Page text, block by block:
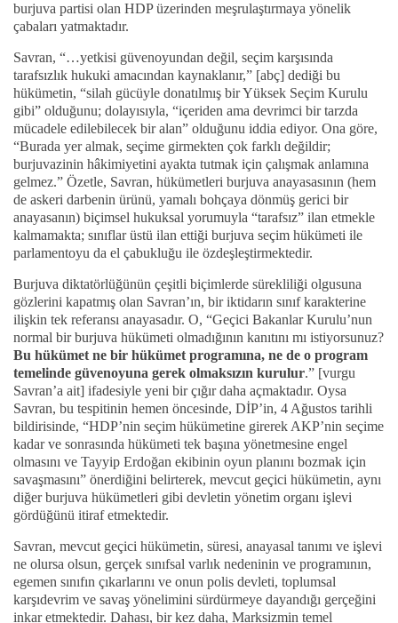
burjuva partisi olan HDP üzerinden meşrulaştırmaya yönelik
çabaları yatmaktadır.
Savran, “…yetkisi güvenoyundan değil, seçim karşısında
tarafsızlık hukuki amacından kaynaklanır,” [abç] dediği bu
hükümetin, “silah gücüyle donatılmış bir Yüksek Seçim Kurulu
gibi” olduğunu; dolayısıyla, “içeriden ama devrimci bir tarzda
mücadele edilebilecek bir alan” olduğunu iddia ediyor. Ona göre,
“Burada yer almak, seçime girmekten çok farklı değildir;
burjuvazinin hâkimiyetini ayakta tutmak için çalışmak anlamına
gelmez.” Özetle, Savran, hükümetleri burjuva anayasasının (hem
de askeri darbenin ürünü, yamalı bohçaya dönmüş gerici bir
anayasanın) biçimsel hukuksal yorumuyla “tarafsız” ilan etmekle
kalmamakta; sınıflar üstü ilan ettiği burjuva seçim hükümeti ile
parlamentoyu da el çabukluğu ile özdeşleştirmektedir.
Burjuva diktatörlüğünün çeşitli biçimlerde sürekliliği olgusuna
gözlerini kapatmış olan Savran’ın, bir iktidarın sınıf karakterine
ilişkin tek referansı anayasadır. O, “Geçici Bakanlar Kurulu’nun
normal bir burjuva hükümeti olmadığının kanıtını mı istiyorsunuz?
Bu hükümet ne bir hükümet programına, ne de o program
temelinde güvenoyuna gerek olmaksızın kurulur.” [vurgu
Savran’a ait] ifadesiyle yeni bir çığır daha açmaktadır. Oysa
Savran, bu tespitinin hemen öncesinde, DİP’in, 4 Ağustos tarihli
bildirisinde, “HDP’nin seçim hükümetine girerek AKP’nin seçime
kadar ve sonrasında hükümeti tek başına yönetmesine engel
olmasını ve Tayyip Erdoğan ekibinin oyun planını bozmak için
savaşmasını” önerdiğini belirterek, mevcut geçici hükümetin, aynı
diğer burjuva hükümetleri gibi devletin yönetim organı işlevi
gördüğünü itiraf etmektedir.
Savran, mevcut geçici hükümetin, süresi, anayasal tanımı ve işlevi
ne olursa olsun, gerçek sınıfsal varlık nedeninin ve programının,
egemen sınıfın çıkarlarını ve onun polis devleti, toplumsal
karşıdevrim ve savaş yönelimini sürdürmeye dayandığı gerçeğini
inkar etmektedir. Dahası, bir kez daha, Marksizmin temel